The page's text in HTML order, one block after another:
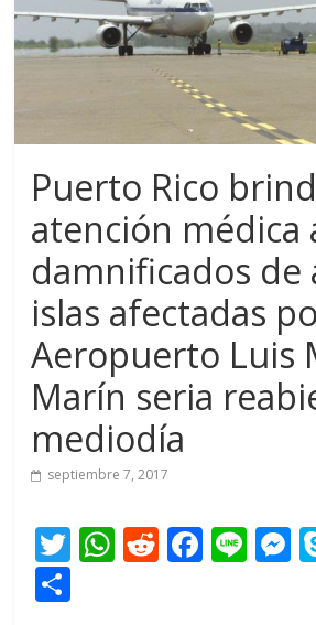
Puerto Rico
atención médica
damnificados de
islas afectadas
Aeropuerto Luis
Marín seria
mediodía
septiembre 7, 2017
T W R F Li